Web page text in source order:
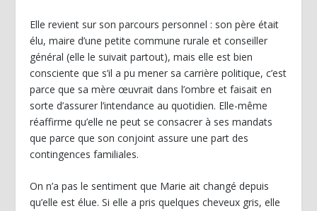
Elle revient sur son parcours personnel : son père était
élu, maire d’une petite commune rurale et conseiller
général (elle le suivait partout), mais elle est bien
consciente que s’il a pu mener sa carrière politique, c’est
parce que sa mère œuvrait dans l’ombre et faisait en
sorte d’assurer l’intendance au quotidien. Elle-même
réaffirme qu’elle ne peut se consacrer à ses mandats
que parce que son conjoint assure une part des
contingences familiales.
On n’a pas le sentiment que Marie ait changé depuis
qu’elle est élue. Si elle a pris quelques cheveux gris, elle